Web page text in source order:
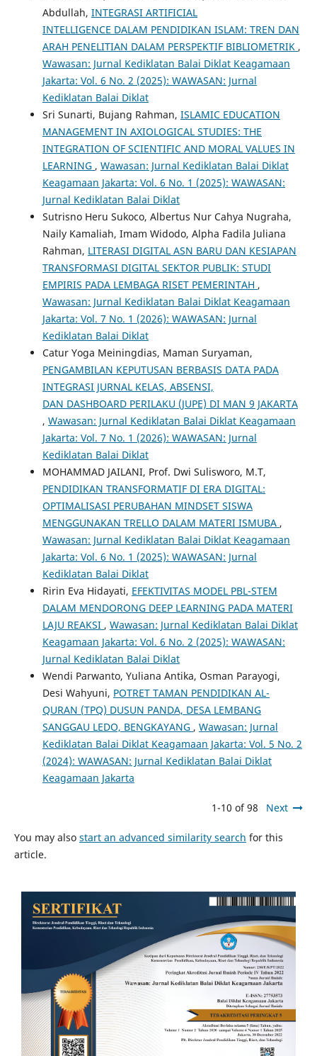
Abdullah, INTEGRASI ARTIFICIAL
INTELLIGENCE DALAM PENDIDIKAN ISLAM: TREN DAN
ARAH PENELITIAN DALAM PERSPEKTIF BIBLIOMETRIK ,
Wawasan: Jurnal Kediklatan Balai Diklat Keagamaan
Jakarta: Vol. 6 No. 2 (2025): WAWASAN: Jurnal
Kediklatan Balai Diklat
Sri Sunarti, Bujang Rahman, ISLAMIC EDUCATION
MANAGEMENT IN AXIOLOGICAL STUDIES: THE
INTEGRATION OF SCIENTIFIC AND MORAL VALUES IN
LEARNING , Wawasan: Jurnal Kediklatan Balai Diklat
Keagamaan Jakarta: Vol. 6 No. 1 (2025): WAWASAN:
Jurnal Kediklatan Balai Diklat
Sutrisno Heru Sukoco, Albertus Nur Cahya Nugraha,
Naily Kamaliah, Imam Widodo, Alpha Fadila Juliana
Rahman, LITERASI DIGITAL ASN BARU DAN KESIAPAN
TRANSFORMASI DIGITAL SEKTOR PUBLIK: STUDI
EMPIRIS PADA LEMBAGA RISET PEMERINTAH ,
Wawasan: Jurnal Kediklatan Balai Diklat Keagamaan
Jakarta: Vol. 7 No. 1 (2026): WAWASAN: Jurnal
Kediklatan Balai Diklat
Catur Yoga Meiningdias, Maman Suryaman,
PENGAMBILAN KEPUTUSAN BERBASIS DATA PADA
INTEGRASI JURNAL KELAS, ABSENSI,
DAN DASHBOARD PERILAKU (JUPE) DI MAN 9 JAKARTA
, Wawasan: Jurnal Kediklatan Balai Diklat Keagamaan
Jakarta: Vol. 7 No. 1 (2026): WAWASAN: Jurnal
Kediklatan Balai Diklat
MOHAMMAD JAILANI, Prof. Dwi Sulisworo, M.T,
PENDIDIKAN TRANSFORMATIF DI ERA DIGITAL:
OPTIMALISASI PERUBAHAN MINDSET SISWA
MENGGUNAKAN TRELLO DALAM MATERI ISMUBA ,
Wawasan: Jurnal Kediklatan Balai Diklat Keagamaan
Jakarta: Vol. 6 No. 1 (2025): WAWASAN: Jurnal
Kediklatan Balai Diklat
Ririn Eva Hidayati, EFEKTIVITAS MODEL PBL-STEM
DALAM MENDORONG DEEP LEARNING PADA MATERI
LAJU REAKSI , Wawasan: Jurnal Kediklatan Balai Diklat
Keagamaan Jakarta: Vol. 6 No. 2 (2025): WAWASAN:
Jurnal Kediklatan Balai Diklat
Wendi Parwanto, Yuliana Antika, Osman Parayogi,
Desi Wahyuni, POTRET TAMAN PENDIDIKAN AL-
QURAN (TPQ) DUSUN PANDA, DESA LEMBANG
SANGGAU LEDO, BENGKAYANG , Wawasan: Jurnal
Kediklatan Balai Diklat Keagamaan Jakarta: Vol. 5 No. 2
(2024): WAWASAN: Jurnal Kediklatan Balai Diklat
Keagamaan Jakarta
1-10 of 98 Next
You may also start an advanced similarity search for this
article.